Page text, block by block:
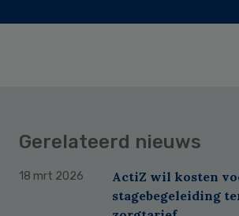
Gerelateerd nieuws
18 mrt 2026
ActiZ wil kosten
stagebegeleiding